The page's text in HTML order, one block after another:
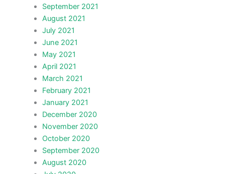
September 2021
August 2021
July 2021
June 2021
May 2021
April 2021
March 2021
February 2021
January 2021
December 2020
November 2020
October 2020
September 2020
August 2020